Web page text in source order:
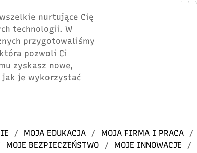
nurtujące Cię
technologii. W
przygotowaliśmy
pozwoli Ci
zyskasz nowe,
je wykorzystać
/ MOJA EDUKACJA / MOJA FIRMA I PRACA /
MOJE BEZPIECZEŃSTWO / MOJE INNOWACJE /